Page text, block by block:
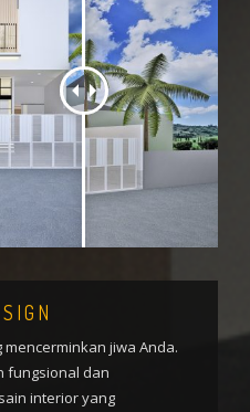
jiwa Anda.
fungsional dan
interior yang